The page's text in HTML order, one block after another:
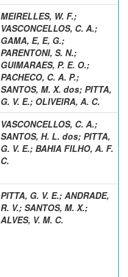
MEIRELLES, W. F.;
VASCONCELLOS, C. A.;
GAMA, E, E, G.;
PARENTONI, S. N.;
GUIMARAES, P. E. O.;
PACHECO, C. A. P.;
SANTOS, M. X. dos; PITTA,
G. V. E.; OLIVEIRA, A. C.
VASCONCELLOS, C. A.;
SANTOS, H. L. dos; PITTA,
G. V. E.; BAHIA FILHO, A. F.
C.
PITTA, G. V. E.; ANDRADE,
R. V.; SANTOS, M. X.;
ALVES, V. M. C.